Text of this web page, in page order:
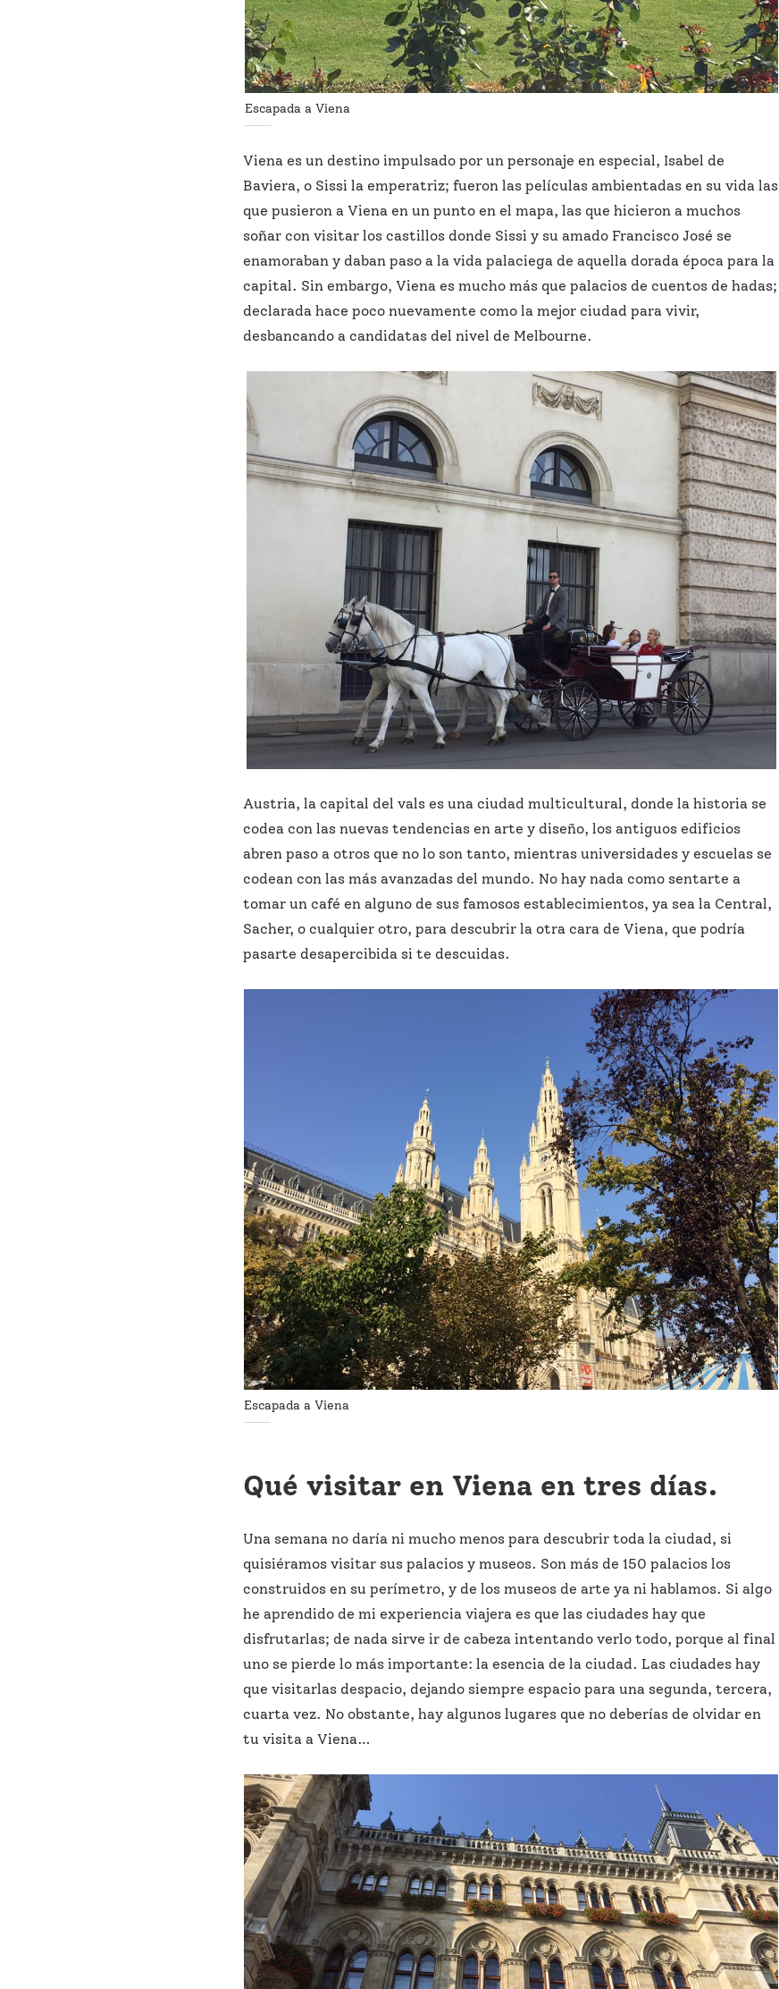
Escapada a Viena
Viena es un destino impulsado por un personaje en especial, Isabel de
Baviera, o Sissi la emperatriz; fueron las películas ambientadas en su vida las
que pusieron a Viena en un punto en el mapa, las que hicieron a muchos
soñar con visitar los castillos donde Sissi y su amado Francisco José se
enamoraban y daban paso a la vida palaciega de aquella dorada época para la
capital. Sin embargo, Viena es mucho más que palacios de cuentos de hadas;
declarada hace poco nuevamente como la mejor ciudad para vivir,
desbancando a candidatas del nivel de Melbourne.
Austria, la capital del vals es una ciudad multicultural, donde la historia se
codea con las nuevas tendencias en arte y diseño, los antiguos edificios
abren paso a otros que no lo son tanto, mientras universidades y escuelas se
codean con las más avanzadas del mundo. No hay nada como sentarte a
tomar un café en alguno de sus famosos establecimientos, ya sea la Central,
Sacher, o cualquier otro, para descubrir la otra cara de Viena, que podría
pasarte desapercibida si te descuidas.
Escapada a Viena
Qué visitar en Viena en tres días.
Una semana no daría ni mucho menos para descubrir toda la ciudad, si
quisiéramos visitar sus palacios y museos. Son más de 150 palacios los
construidos en su perímetro, y de los museos de arte ya ni hablamos. Si algo
he aprendido de mi experiencia viajera es que las ciudades hay que
disfrutarlas; de nada sirve ir de cabeza intentando verlo todo, porque al final
uno se pierde lo más importante: la esencia de la ciudad. Las ciudades hay
que visitarlas despacio, dejando siempre espacio para una segunda, tercera,
cuarta vez. No obstante, hay algunos lugares que no deberías de olvidar en
tu visita a Viena…